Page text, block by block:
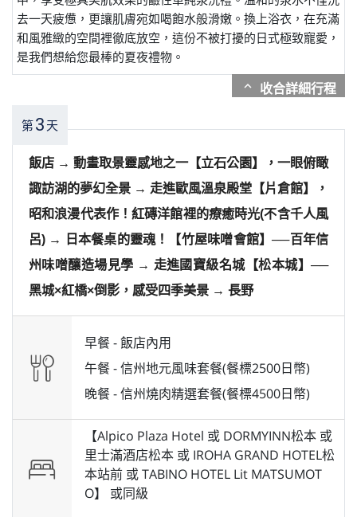
去一天疲憊，更讓肌膚宛如喝飽水般滑嫩。換上浴衣，在充滿
和風雅緻的空間裡徹底放空，這份不被打擾的日式極致寵愛，
是我們想給您最棒的夏夜禮物。
expand_more
第3 天
飯店 → 動畫取景靈感地之一【立石公園】，一眼俯瞰
諏訪湖的夢幻全景 → 走進歐風溫泉殿堂【片倉館】，
昭和浪漫代表作！紅磚洋館裡的療癒時光(不含千人風
呂) → 日本餐桌的靈魂！【竹屋味噌會館】──百年信
州味噌釀造場見學 → 走進國寶級名城【松本城】──
黑城×紅橋×倒影，感受四季美景 → 長野
早餐 -飯店內用
午餐 -信州地元風味套餐(餐標2500日幣)
晚餐 -信州燒肉精選套餐(餐標4500日幣)
【Alpico Plaza Hotel 或 DORMYINN松本 或
里士滿酒店松本 或 IROHA GRAND HOTEL松
本站前 或 TABINO HOTEL Lit MATSUMOT
O】 或同級